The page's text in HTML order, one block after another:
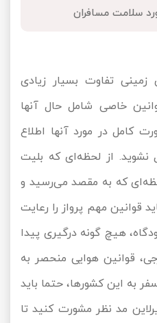
سلامت مسافران
زمینی تفاوت بسیار زیادی
خاصی شامل حال آنها
کامل در مورد آنها اطلاع
نشوید. از لحظه‌ای که بلیت
که به مقصد می‌رسید و
قوانین مهم پرواز را رعایت
هیچ گونه درگیری پیدا
قوانین هوایی منحصر به
به این کشورها، حتما باید
مد نظر مشورت کنید تا